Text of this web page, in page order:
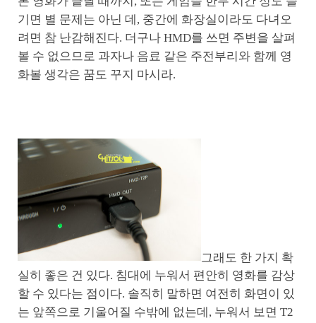
기면 별 문제는 아닌 데, 중간에 화장실이라도 다녀오
려면 참 난감해진다. 더구나 HMD를 쓰면 주변을 살펴
볼 수 없으므로 과자나 음료 같은 주전부리와 함께 영
화볼 생각은 꿈도 꾸지 마시라.
그래도 한 가지 확
실히 좋은 건 있다. 침대에 누워서 편안히 영화를 감상
할 수 있다는 점이다. 솔직히 말하면 여전히 화면이 있
는 앞쪽으로 기울어질 수밖에 없는데, 누워서 보면 T2